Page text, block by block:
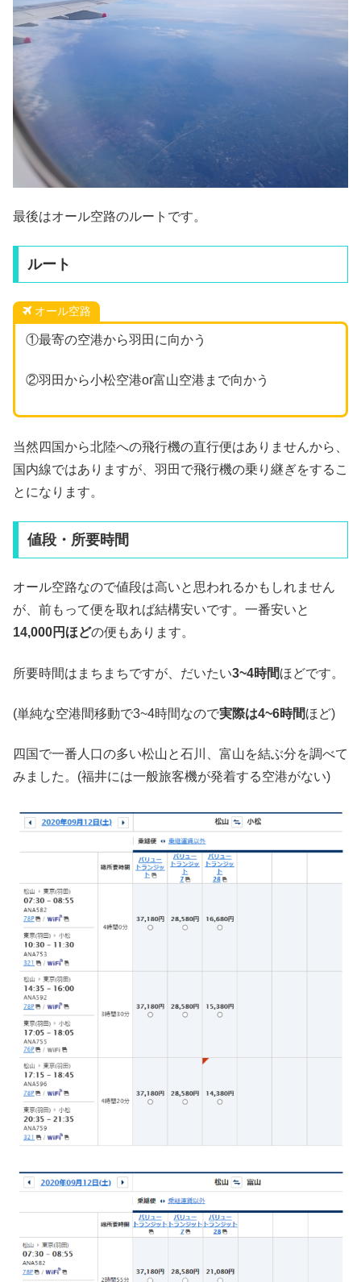
最後はオール空路のルートです。
ルート
オール空路
①最寄の空港から羽田に向かう
②羽田から小松空港or富山空港まで向かう
当然四国から北陸への飛行機の直行便はありませんから、
国内線ではありますが、羽田で飛行機の乗り継ぎをするこ
とになります。
値段・所要時間
オール空路なので値段は高いと思われるかもしれません
が、前もって便を取れば結構安いです。一番安いと
14,000円ほどの便もあります。
所要時間はまちまちですが、だいたい3~4時間ほどです。
(単純な空港間移動で3~4時間なので実際は4~6時間ほど)
四国で一番人口の多い松山と石川、富山を結ぶ分を調べて
みました。(福井には一般旅客機が発着する空港がない)